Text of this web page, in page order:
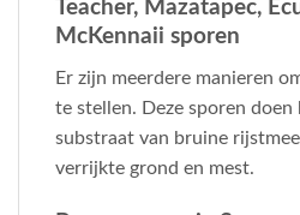
Teacher, Mazatapec,
McKennaii sporen
Er zijn meerdere manieren
te stellen. Deze sporen doen
substraat van bruine
verrijkte grond en mest.